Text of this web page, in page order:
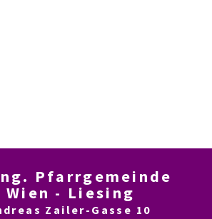
Pfarrgemeinde
Wien - Liesing
Zailer-Gasse 10